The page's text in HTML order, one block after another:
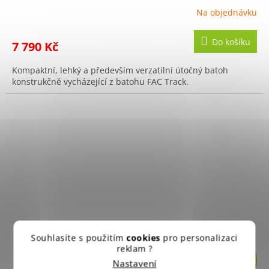
Souhlasíte s použitímcookies pro personalizaci
reklam ?
Nastavení
Na objednávku
7 790 Kč Do košíku
Kompaktní, lehký a především verzatilní útočný batoh
konstrukčně vycházející z batohu FAC Track.